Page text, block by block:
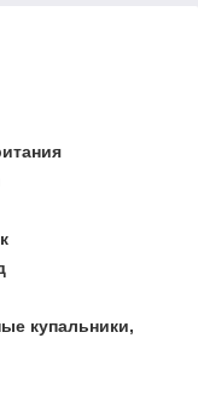
купальники,